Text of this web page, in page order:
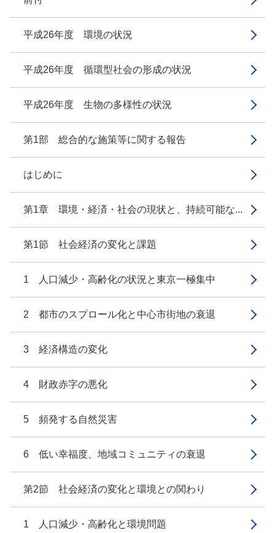
平成26年度 環境の状況
平成26年度 循環型社会の形成の状況
平成26年度 生物の多様性の状況
第1部 総合的な施策等に関する報告
はじめに
第1章 環境・経済・社会の現状と、持続可能な...
第1節 社会経済の変化と課題
1 人口減少・高齢化の状況と東京一極集中
2 都市のスプロール化と中心市街地の衰退
3 経済構造の変化
4 財政赤字の悪化
5 頻発する自然災害
6 低い幸福度、地域コミュニティの衰退
第2節 社会経済の変化と環境との関わり
1 人口減少・高齢化と環境問題